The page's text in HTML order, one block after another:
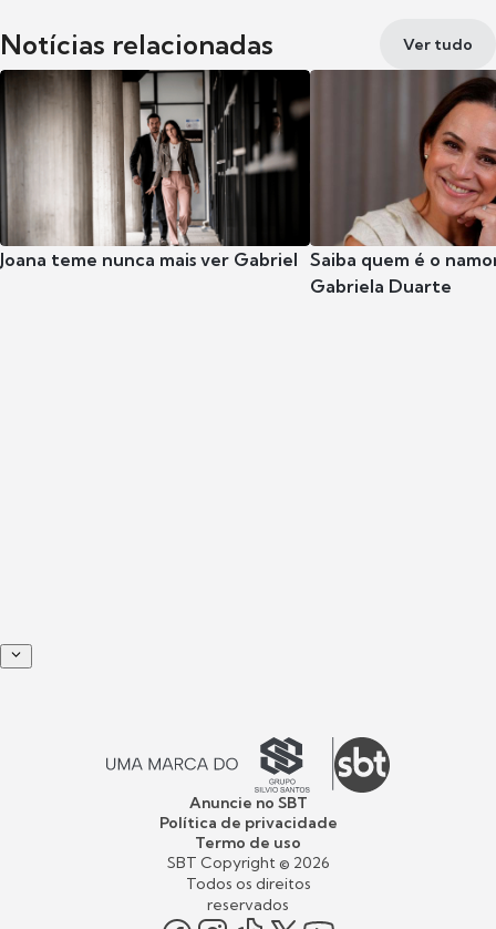
Notícias relacionadas Ver tudo
Joana teme nunca mais ver Gabriel Saiba quem é o
Gabriela Duarte
Anuncie no SBT
Política de privacidade
Termo de uso
SBT Copyright © 2026
Todos os direitos
reservados